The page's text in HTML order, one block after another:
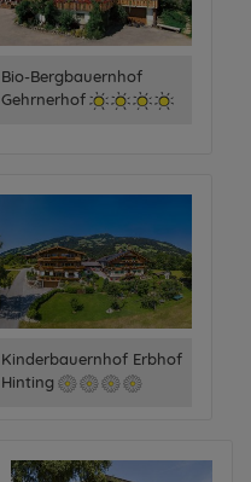
Bio-Bergbauernhof
Gehrnerhof
Kinderbauernhof Erbhof
Hinting